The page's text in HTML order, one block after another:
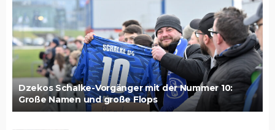
Dzekos Schalke-Vorgänger mit der Nummer 10:
Große Namen und große Flops